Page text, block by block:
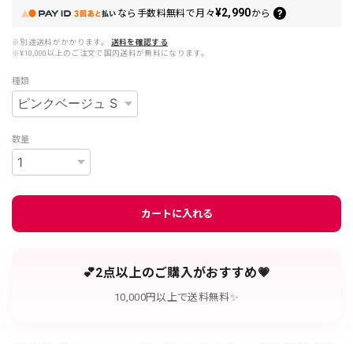
なら 手数料無料で月々¥2,990から
※別途送料がかかります。
送料を確認する
※¥10,000以上のご注文で国内送料が無料になります。
種類
数量
カートに入れる
💕2点以上のご購入がおすすめ💗
10,000円以上で送料無料✨